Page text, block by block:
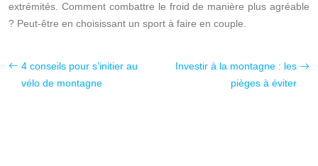
extrémités. Comment combattre le froid de manière plus agréable
? Peut-être en choisissant un sport à faire en couple.
4 conseils pour s’initier au
vélo de montagne
Investir à la montagne : les
pièges à éviter